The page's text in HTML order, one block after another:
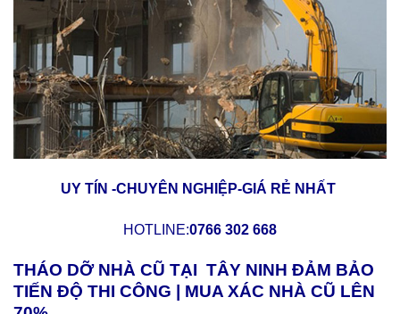
UY TÍN -CHUYÊN NGHIỆP-GIÁ RẺ NHẤT
HOTLINE:0766 302 668
THÁO DỠ NHÀ CŨ TẠI TÂY NINH ĐẢM BẢO
TIẾN ĐỘ THI CÔNG | MUA XÁC NHÀ CŨ LÊN